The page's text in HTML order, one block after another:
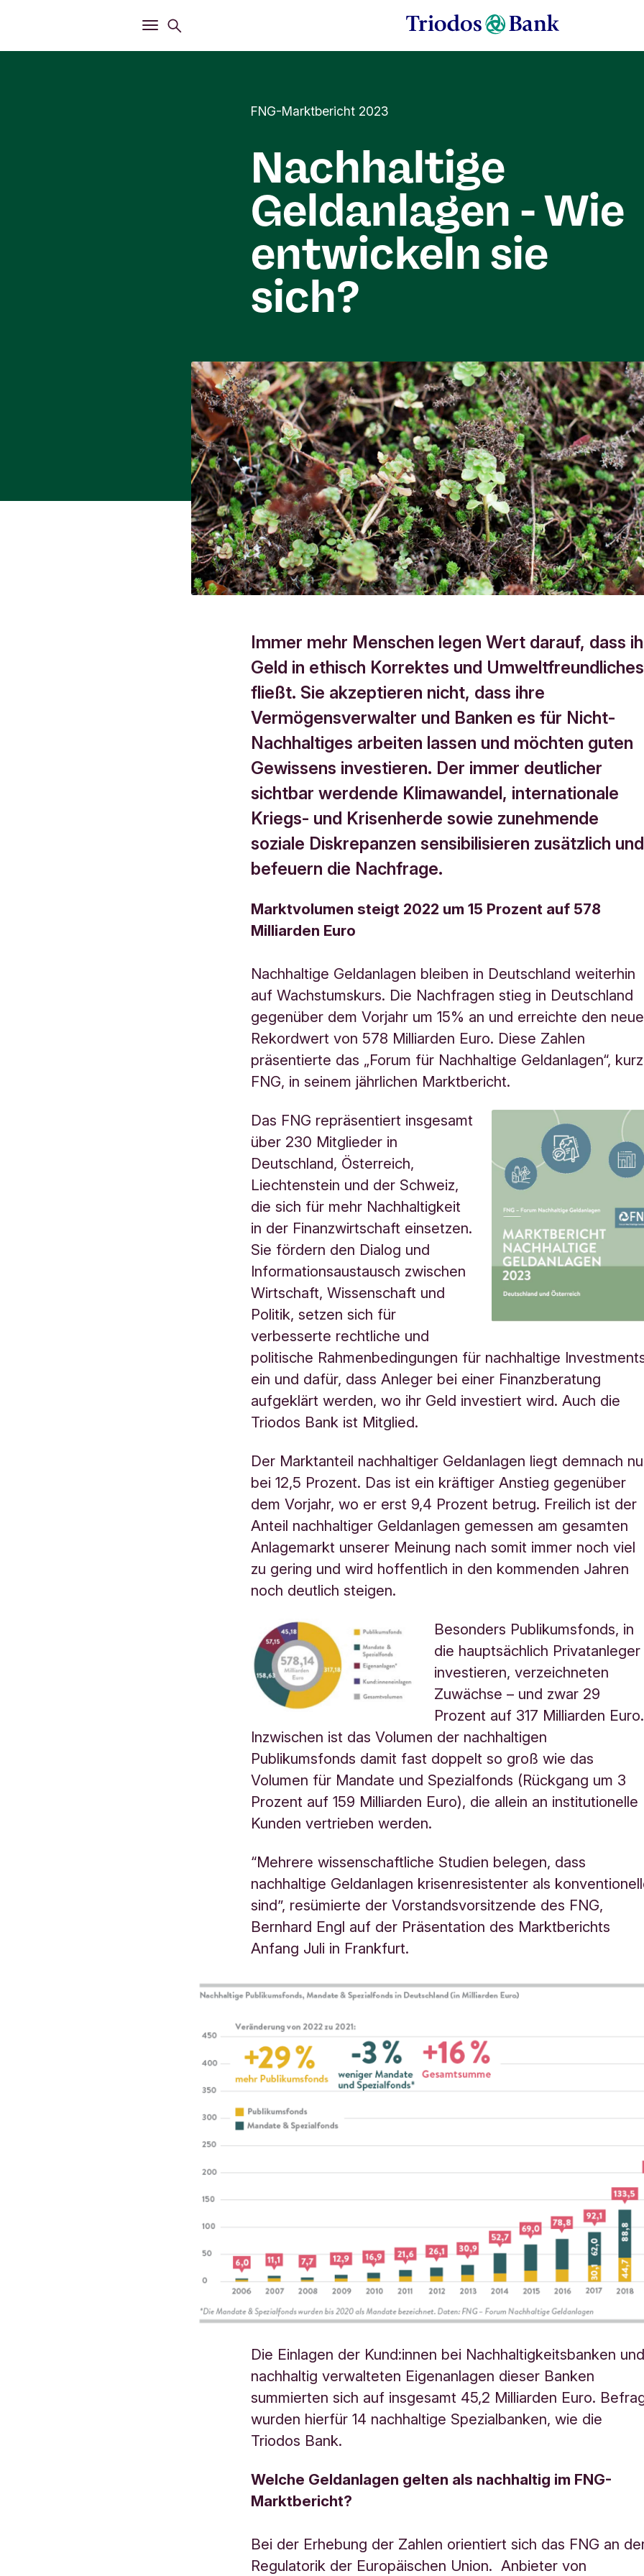
Öffnen
Hauptmenü
FNG-Marktbericht 2023
Nachhaltige
Geldanlagen - Wie
entwickeln sie
sich?
Immer mehr Menschen legen Wert darauf, dass
Geld in ethisch Korrektes und Umweltfreundliches
fließt. Sie akzeptieren nicht, dass ihre
Vermögensverwalter und Banken es für Nicht-
Nachhaltiges arbeiten lassen und möchten guten
Gewissens investieren. Der immer deutlicher
sichtbar werdende Klimawandel, internationale
Kriegs- und Krisenherde sowie zunehmende
soziale Diskrepanzen sensibilisieren zusätzlich und
befeuern die Nachfrage.
Marktvolumen steigt 2022 um 15 Prozent auf 578
Milliarden Euro
Nachhaltige Geldanlagen bleiben in Deutschland weiterhin
auf Wachstumskurs. Die Nachfragen stieg in Deutschland
gegenüber dem Vorjahr um 15% an und erreichte den
Rekordwert von 578 Milliarden Euro. Diese Zahlen
präsentierte das „Forum für Nachhaltige Geldanlagen“, kurz
FNG, in seinem jährlichen Marktbericht.
Das FNG repräsentiert insgesamt
über 230 Mitglieder in
Deutschland, Österreich,
Liechtenstein und der Schweiz,
die sich für mehr Nachhaltigkeit
in der Finanzwirtschaft einsetzen.
Sie fördern den Dialog und
Informationsaustausch zwischen
Wirtschaft, Wissenschaft und
Politik, setzen sich für
verbesserte rechtliche und
politische Rahmenbedingungen für nachhaltige
ein und dafür, dass Anleger bei einer Finanzberatung
aufgeklärt werden, wo ihr Geld investiert wird. Auch die
Triodos Bank ist Mitglied.
Der Marktanteil nachhaltiger Geldanlagen liegt demnach
bei 12,5 Prozent. Das ist ein kräftiger Anstieg gegenüber
dem Vorjahr, wo er erst 9,4 Prozent betrug. Freilich ist der
Anteil nachhaltiger Geldanlagen gemessen am gesamten
Anlagemarkt unserer Meinung nach somit immer noch viel
zu gering und wird hoffentlich in den kommenden Jahren
noch deutlich steigen.
Besonders Publikumsfonds, in
die hauptsächlich Privatanleger
investieren, verzeichneten
Zuwächse – und zwar 29
Prozent auf 317 Milliarden Euro.
Inzwischen ist das Volumen der nachhaltigen
Publikumsfonds damit fast doppelt so groß wie das
Volumen für Mandate und Spezialfonds (Rückgang um 3
Prozent auf 159 Milliarden Euro), die allein an institutionelle
Kunden vertrieben werden.
“Mehrere wissenschaftliche Studien belegen, dass
nachhaltige Geldanlagen krisenresistenter als
sind”, resümierte der Vorstandsvorsitzende des FNG,
Bernhard Engl auf der Präsentation des Marktberichts
Anfang Juli in Frankfurt.
Die Einlagen der Kund:innen bei Nachhaltigkeitsbanken
nachhaltig verwalteten Eigenanlagen dieser Banken
summierten sich auf insgesamt 45,2 Milliarden Euro.
wurden hierfür 14 nachhaltige Spezialbanken, wie die
Triodos Bank.
Welche Geldanlagen gelten als nachhaltig im FNG-
Marktbericht?
Bei der Erhebung der Zahlen orientiert sich das FNG an
Regulatorik der Europäischen Union. Anbieter von